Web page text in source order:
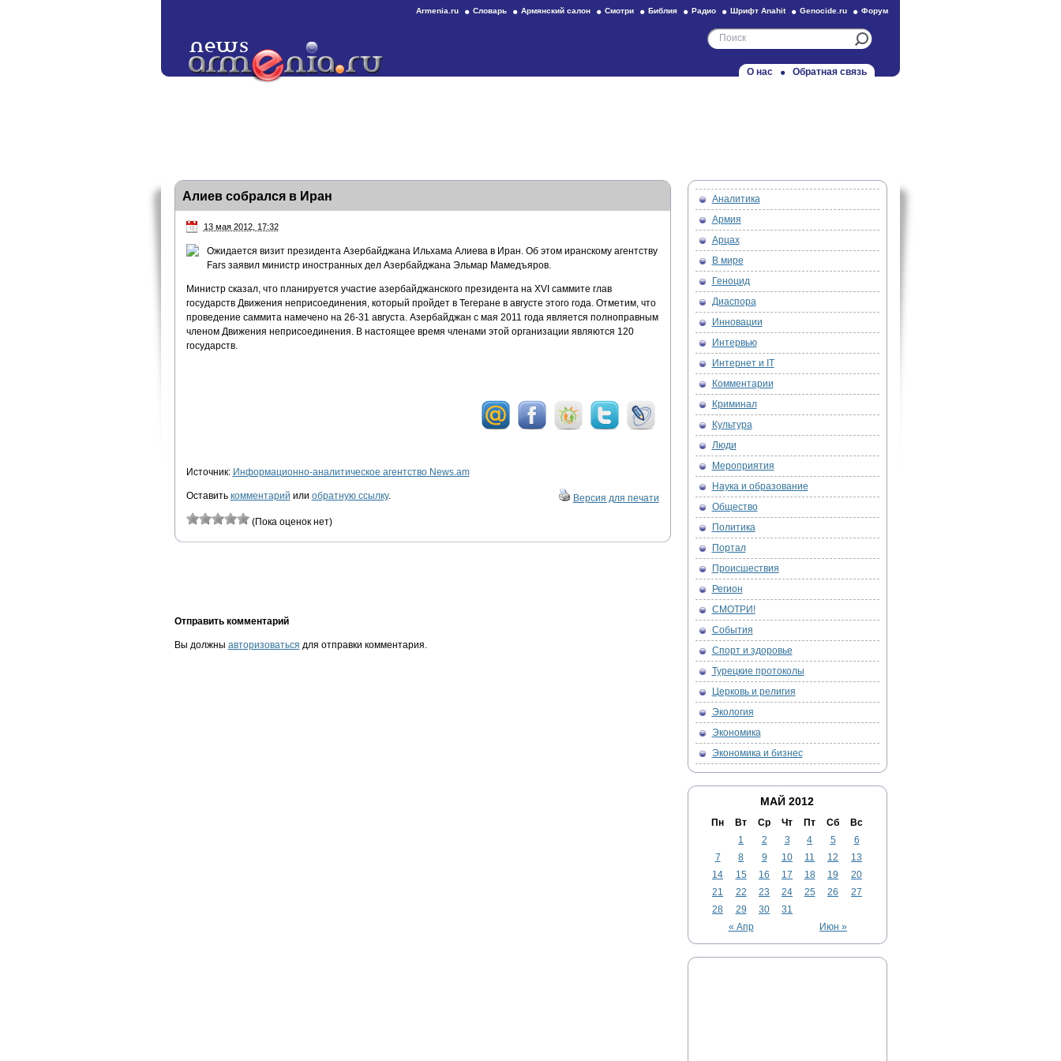
Armenia.ru Словарь Армянский салон Смотри Библия Радио Шрифт Anahit Genocide.ru Форум
О нас Обратная связь
Алиев собрался в Иран
13 мая 2012, 17:32
Ожидается визит президента Азербайджана Ильхама Алиева в Иран. Об этом иранскому агентству
Fars заявил министр иностранных дел Азербайджана Эльмар Мамедъяров.
Министр сказал, что планируется участие азербайджанского президента на XVI саммите глав
государств Движения неприсоединения, который пройдет в Тегеране в августе этого года. Отметим, что
проведение саммита намечено на 26-31 августа. Азербайджан с мая 2011 года является полноправным
членом Движения неприсоединения. В настоящее время членами этой организации являются 120
государств.
Источник: Информационно-аналитическое агентство News.am
Оставить комментарий или обратную ссылку. Версия для печати
(Пока оценок нет)
Отправить комментарий
Вы должны авторизоваться для отправки комментария.
Аналитика
Армия
Арцах
В мире
Геноцид
Диаспора
Инновации
Интервью
Интернет и IT
Комментарии
Криминал
Культура
Люди
Мероприятия
Наука и образование
Общество
Политика
Портал
Происшествия
Регион
СМОТРИ!
События
Спорт и здоровье
Турецкие протоколы
Церковь и религия
Экология
Экономика
Экономика и бизнес
МАЙ 2012
Пн Вт Ср Чт Пт Сб Вс
« Апр Июн »
1 2 3 4 5
6
7
8 9 10 11 12
13
14
15 16 17 18 19
20
21
22 23 24 25 26
27
28
29 30 31